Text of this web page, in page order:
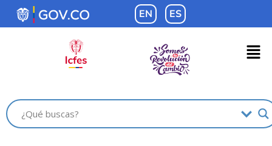
contenido EN ES